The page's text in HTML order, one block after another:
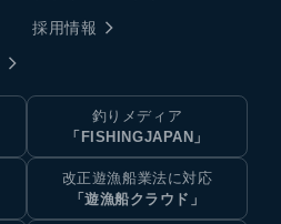
採用情報
釣りメディア
「FISHINGJAPAN」
改正遊漁船業法に対応
「遊漁船クラウド」